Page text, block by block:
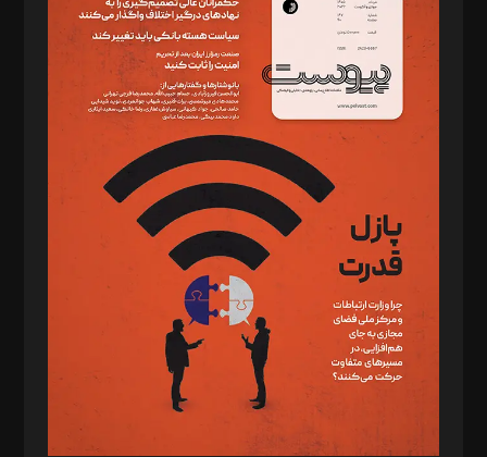
دبیر تحریریه: میثم قاسمی
د‌بیر ناداستان: سمانه سمیع
د‌بیر خدمت و تجارت: ابوالفضل رجبی
د‌بیر حقوق فناوری: حسام‌الدین ایپکچی
د‌بیر پیوست جهان: مینا پاکدل
د‌بیر تحریریه آنلاین: بابک نقاش
تحریریه‌: مجتبی محمود‌ی، آرش برهمند، یسنا امان‌پور، سروش کرمیان،
مصطفی مسجدی آرانی، ابوالفضل رجبی، زهرا فکرانه، فائزه فتحی
رستمی،مصطفی باستان
ویرایش: نگار استاد‌‌آقا
طراح یونیفرم: مجید توکلی
فیلمبرداری و عکاسی: امیر شفیعی، مانی لطفی زاده
گرافیک و صفحه‌آرایی: سید‌سبحان‌علی ثابت
مد‌یر توسعه تجاری: کامبیز برید‌
امور مالی: شاپور رهبری، محمد‌ کاظمی‌نیا